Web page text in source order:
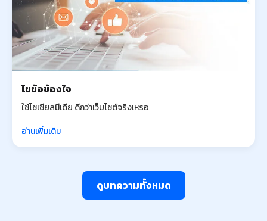
ไขข้อข้องใจ
ใช้โซเชียลมีเดีย ดีกว่าเว็บไซต์จริงเหรอ
อ่านเพิ่มเติม
ดูบทความทั้งหมด